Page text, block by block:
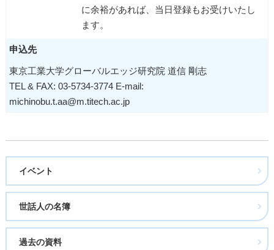
に余裕があれば、当日登録もお受けいたし
ます。
申込先
東京工業大学グローバルエッジ研究院 道信 剛志
TEL & FAX: 03-5734-3774 E-mail:
michinobu.t.aa@m.titech.ac.jp
イベント
世話人の名簿
過去の資料